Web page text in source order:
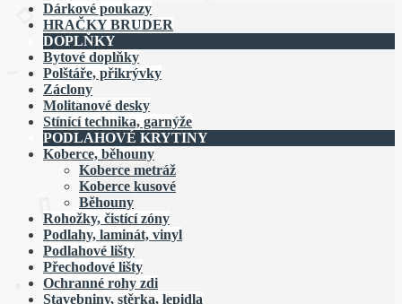
Dárkové poukazy
HRAČKY BRUDER
DOPLŇKY
Bytové doplňky
Polštáře, přikrývky
Záclony
Molitanové desky
Stínící technika, garnýže
PODLAHOVÉ KRYTINY
Koberce, běhouny
Koberce metráž
Koberce kusové
Běhouny
Rohožky, čistící zóny
Podlahy, laminát, vinyl
Podlahové lišty
Přechodové lišty
Ochranné rohy zdi
Stavebniny, stěrka, lepidla